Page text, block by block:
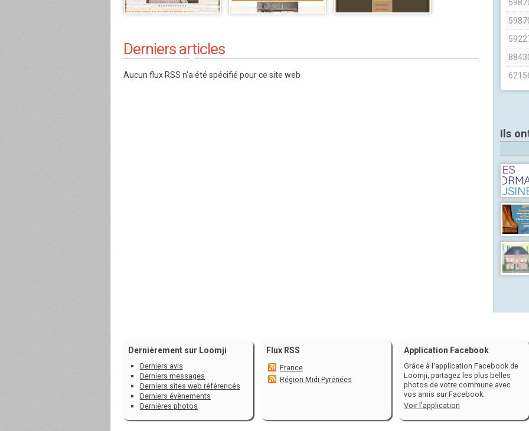
Derniers articles
Aucun flux RSS n'a été spécifié pour ce site web
Ils
Dernièrement sur Loomji
Derniers avis
Derniers messages
Derniers sites web référencés
Derniers évènements
Dernières photos
Flux RSS
France
Région Midi-Pyrénées
Application Facebook
Grâce à l'application Facebook de
Loomji, partagez les plus belles
photos de votre commune avec
vos amis sur Facebook.
Voir l'application